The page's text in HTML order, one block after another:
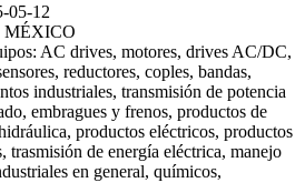
05-12
MÉXICO
AC drives, motores, drives AC/DC,
reductores, coples, bandas,
industriales, transmisión de potencia
embragues y frenos, productos de
productos eléctricos, productos
trasmisión de energía eléctrica, manejo
en general, químicos,